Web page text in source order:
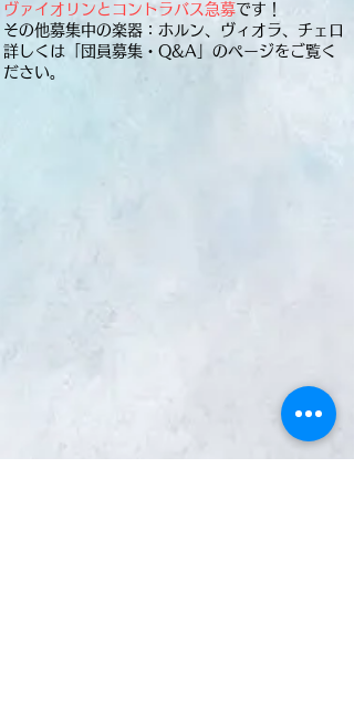
ヴァイオリンとコントラバス急募です！
その他募集中の楽器：ホルン、ヴィオラ、チェロ
詳しくは「団員募集・Q&A」のページをご覧く
ださい。